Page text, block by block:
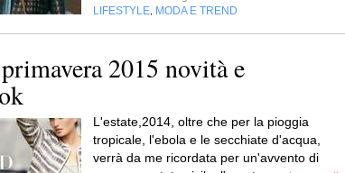
LIFESTYLE MODA E TREND
2015 novità e
L'estate,2014, oltre che per la pioggia
tropicale, l'ebola e le secchiate d'acqua,
verrà da me ricordata per un'avvento di